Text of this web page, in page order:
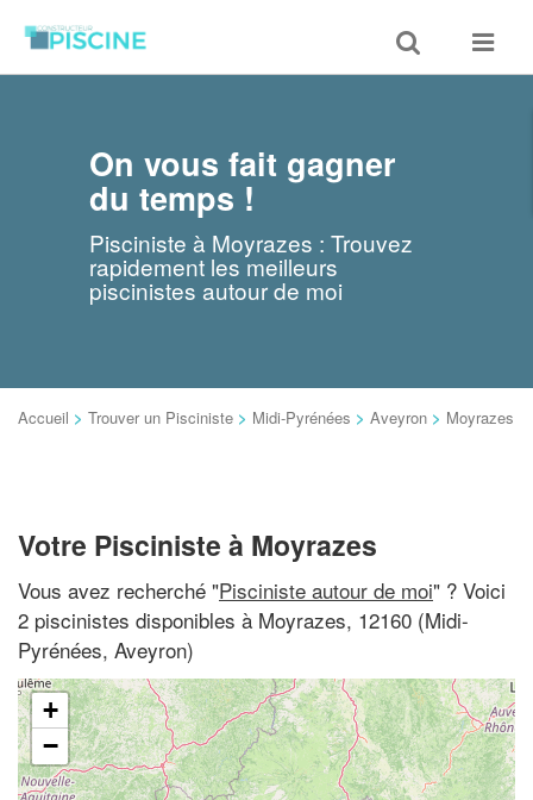
Toggle
search
Toggle
On vous fait gagner
du temps !
Pisciniste à Moyrazes : Trouvez
rapidement les meilleurs
piscinistes autour de moi
Accueil > Trouver un Pisciniste > Midi-Pyrénées > Aveyron > Moyrazes
Votre Pisciniste à Moyrazes
Vous avez recherché "Pisciniste autour de moi" ? Voici
2 piscinistes disponibles à Moyrazes, 12160 (Midi-
Pyrénées, Aveyron)
+
−